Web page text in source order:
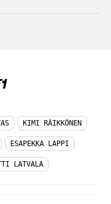
KIMI RÄIKKÖNEN
ESAPEKKA LAPPI
LATVALA